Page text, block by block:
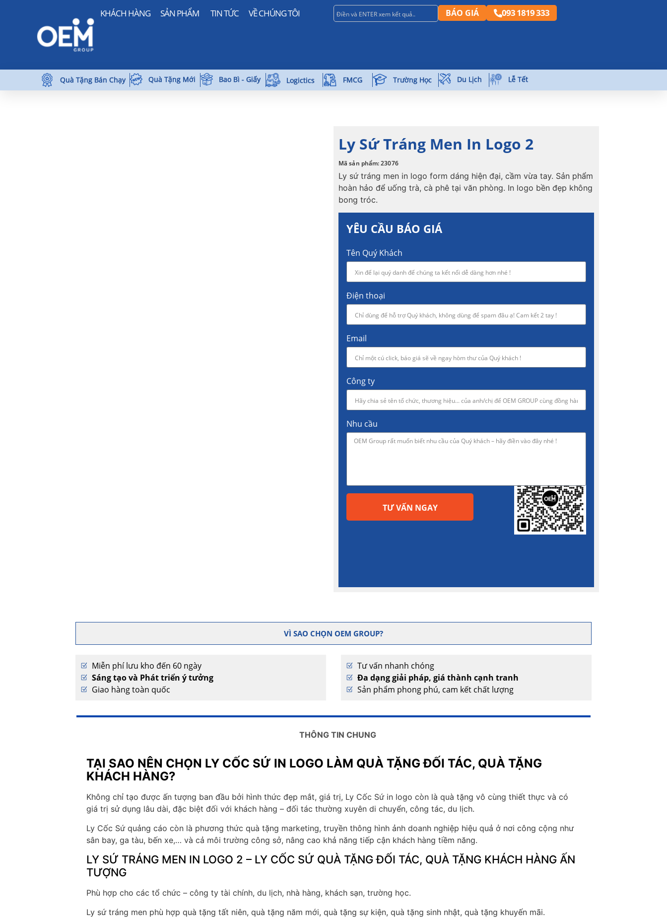
KHÁCH HÀNG SẢN PHẨM TIN TỨC VỀ CHÚNG TÔI BÁO GIÁ 093 1819 333
Quà Tặng Bán Chạy Quà Tặng Mới Bao Bì - Giấy Logictics FMCG Trường Học Du Lịch Lễ Tết
Ly Sứ Tráng Men In Logo 2
Mã sản phẩm: 23076
Ly sứ tráng men in logo form dáng hiện đại, cầm vừa tay. Sản phẩm
hoàn hảo để uống trà, cà phê tại văn phòng. In logo bền đẹp không
bong tróc.
YÊU CẦU BÁO GIÁ
Tên Quý Khách
Điện thoại
Email
Công ty
Nhu cầu
TƯ VẤN NGAY
VÌ SAO CHỌN OEM GROUP?
Miễn phí lưu kho đến 60 ngày
Sáng tạo và Phát triển ý tưởng
Giao hàng toàn quốc
Tư vấn nhanh chóng
Đa dạng giải pháp, giá thành cạnh tranh
Sản phẩm phong phú, cam kết chất lượng
THÔNG TIN CHUNG
TẠI SAO NÊN CHỌN LY CỐC SỨ IN LOGO LÀM QUÀ TẶNG ĐỐI TÁC, QUÀ TẶNG
KHÁCH HÀNG?
Không chỉ tạo được ấn tượng ban đầu bởi hình thức đẹp mắt, giá trị, Ly Cốc Sứ in logo còn là quà tặng vô cùng thiết thực và có
giá trị sử dụng lâu dài, đặc biệt đối với khách hàng – đối tác thường xuyên di chuyển, công tác, du lịch.
Ly Cốc Sứ quảng cáo còn là phương thức quà tặng marketing, truyền thông hình ảnh doanh nghiệp hiệu quả ở nơi công cộng như
sân bay, ga tàu, bến xe,… và cả môi trường công sở, nâng cao khả năng tiếp cận khách hàng tiềm năng.
LY SỨ TRÁNG MEN IN LOGO 2 – LY CỐC SỨ QUÀ TẶNG ĐỐI TÁC, QUÀ TẶNG KHÁCH HÀNG ẤN
TƯỢNG
Phù hợp cho các tổ chức – công ty tài chính, du lịch, nhà hàng, khách sạn, trường học.
Ly sứ tráng men phù hợp quà tặng tất niên, quà tặng năm mới, quà tặng sự kiện, quà tặng sinh nhật, quà tặng khuyến mãi.